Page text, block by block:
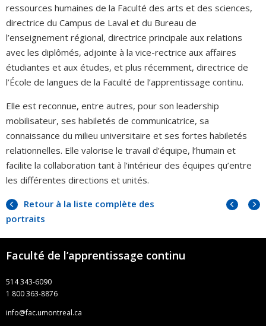
ressources humaines de la Faculté des arts et des sciences,
directrice du Campus de Laval et du Bureau de
l’enseignement régional, directrice principale aux relations
avec les diplômés, adjointe à la vice-rectrice aux affaires
étudiantes et aux études, et plus récemment, directrice de
l’École de langues de la Faculté de l’apprentissage continu.
Elle est reconnue, entre autres, pour son leadership
mobilisateur, ses habiletés de communicatrice, sa
connaissance du milieu universitaire et ses fortes habiletés
relationnelles. Elle valorise le travail d’équipe, l’humain et
facilite la collaboration tant à l’intérieur des équipes qu’entre
les différentes directions et unités.
Retour à la liste complète des
portraits
Faculté de l’apprentissage continu
514 343-6090
1 800 363-8876
info@fac.umontreal.ca